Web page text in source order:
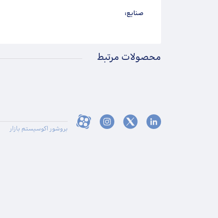
صنایع:
محصولات مرتبط
بروشور اکوسیستم بازار